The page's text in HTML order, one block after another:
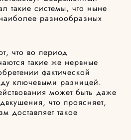
такие системы, что ныне
разнообразных
что во период
такие же нервные
фактической
ключевыми разницей.
может быть даже
что проясняет,
доставляет такое